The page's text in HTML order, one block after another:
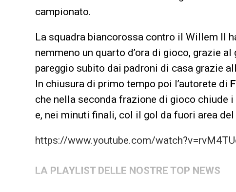
campionato.
La squadra biancorossa contro il Willem II
nemmeno un quarto d’ora di gioco, grazie al
pareggio subito dai padroni di casa grazie
In chiusura di primo tempo poi l’autorete di
che nella seconda frazione di gioco chiude
e, nei minuti finali, col il gol da fuori area
https://www.youtube.com/
LA PLAYLIST DELLE NOSTRE TOP NEWS